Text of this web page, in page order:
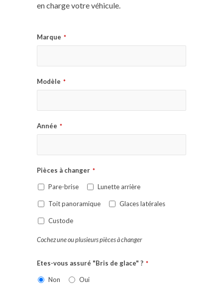
en charge votre véhicule.
Marque *
Modèle *
Année *
Pièces à changer *
Pare-brise Lunette arrière
Toit panoramique Glaces latérales
Custode
Cochez une ou plusieurs pièces à changer
Etes-vous assuré "Bris de glace" ? *
Non Oui